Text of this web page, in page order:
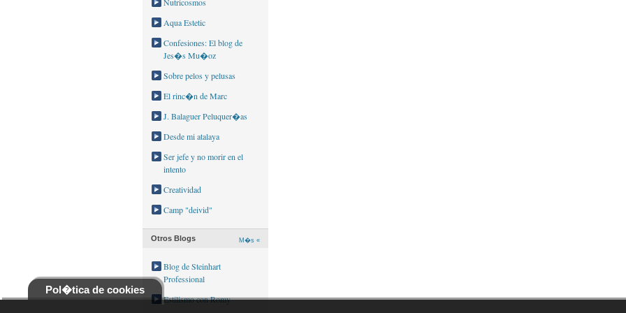
Pol�tica de cookies
Aqua Estetic
Confesiones: El blog de
Jes�s Mu�oz
Sobre pelos y pelusas
El rinc�n de Marc
J. Balaguer Peluquer�as
Desde mi atalaya
Ser jefe y no morir en el
intento
Creatividad
Camp "deivid"
Otros Blogs M�s «
Blog de Steinhart
Professional
Estilismo con Romy